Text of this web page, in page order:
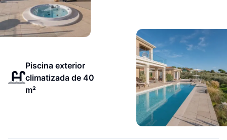
Piscina exterior
climatizada de 40
m²